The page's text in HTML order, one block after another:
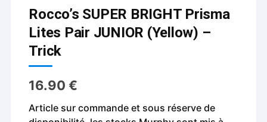
Rocco’s SUPER BRIGHT Prisma
Lites Pair JUNIOR (Yellow) –
Trick
16.90€
Article sur commande et sous réserve de